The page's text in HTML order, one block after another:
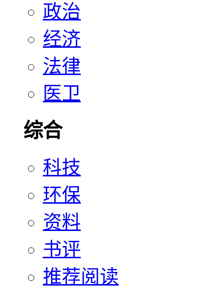
政治
经济
法律
医卫
综合
科技
环保
资料
书评
推荐阅读